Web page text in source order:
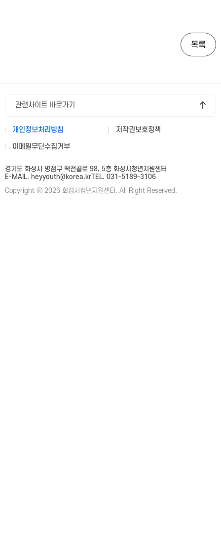
목록
개인정보처리방침
저작권보호정책
이메일무단수집거부
경기도 화성시 병점구 떡전골로 98, 5층 화성시청년지원센터
E-MAIL. heyyouth@korea.krTEL. 031-5189-3106
Copyright ⓒ 2026 화성시청년지원센터. All Right Reserved.
관련사이트 바로가기